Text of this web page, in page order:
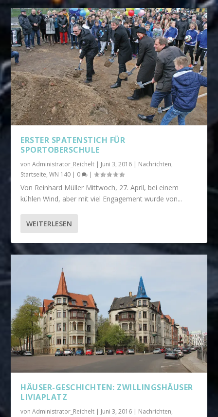
ERSTER SPATENSTICH FÜR
SPORTOBERSCHULE
vonAdministrator_Reichelt Juni 3, 2016 Nachrichten,
Startseite,WN 140 0 |
Von Reinhard Müller Mittwoch, 27. April, bei einem
kühlen Wind, aber mit viel Engagement wurde von...
WEITERLESEN
HÄUSER-GESCHICHTEN: ZWILLINGSHÄUSER
LIVIAPLATZ
vonAdministrator_Reichelt | Juni 3, 2016 | Nachrichten,